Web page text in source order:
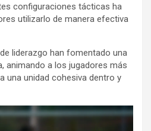
configuraciones tácticas ha
utilizarlo de manera efectiva
liderazgo han fomentado una
animando a los jugadores más
una unidad cohesiva dentro y